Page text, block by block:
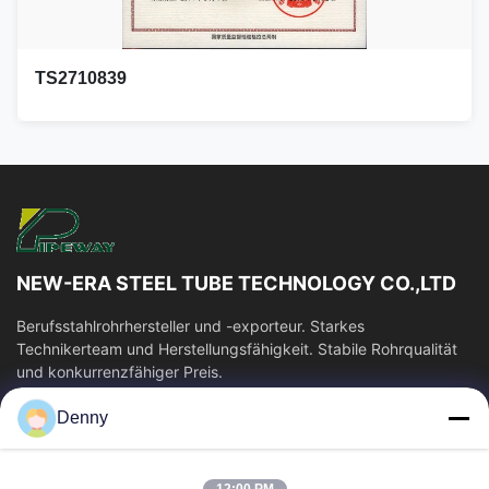
TS2710839
NEW-ERA STEEL TUBE TECHNOLOGY CO.,LTD
Berufsstahlrohrhersteller und -exporteur. Starkes
Technikerteam und Herstellungsfähigkeit. Stabile Rohrqualität
und konkurrenzfähiger Preis.
Schnelllinks
Haus
Denny